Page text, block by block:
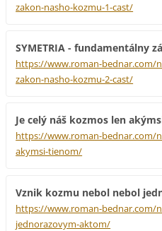
zakon-nasho-kozmu-1-cast/
SYMETRIA - fundamentálny
https://www.roman-bednar.com/
zakon-nasho-kozmu-2-cast/
Je celý náš kozmos len
https://www.roman-bednar.com/
akymsi-tienom/
Vznik kozmu nebol nebol
https://www.roman-bednar.com/
jednorazovym-aktom/